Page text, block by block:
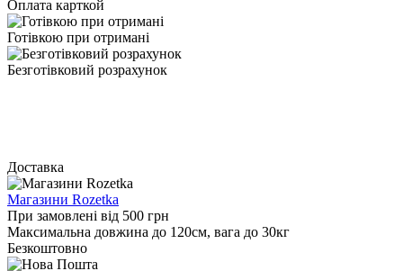
Оплата карткой
Готівкою при отримані
Безготівковий розрахунок
Доставка
Магазини Rozetka
При замовлені від 500 грн
Максимальна довжина до 120см, вага до 30кг
Безкоштовно